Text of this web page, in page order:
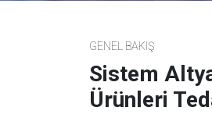
GENEL BAKIŞ
Sistem
Ürünleri